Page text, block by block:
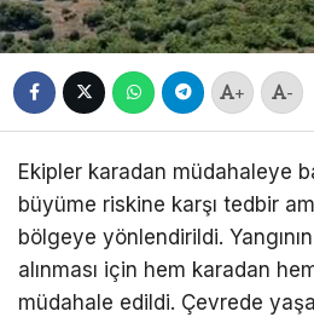
+ -
Ekipler karadan müdahaleye
büyüme riskine karşı tedbir
bölgeye yönlendirildi.
alınması için hem karadan
müdahale edildi. Çevrede